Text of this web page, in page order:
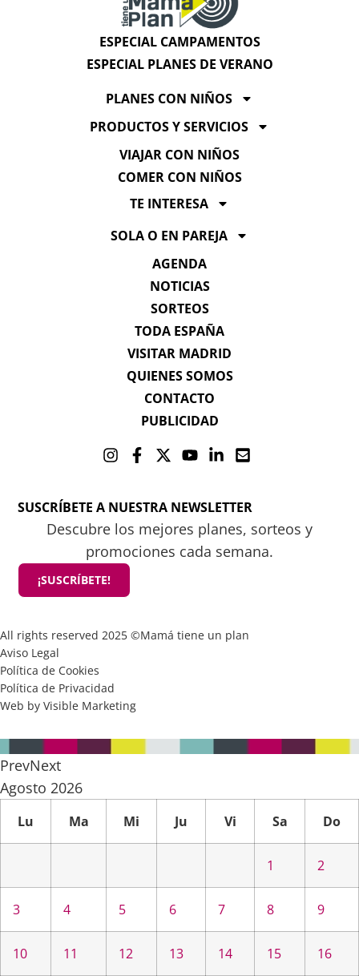
ESPECIAL CAMPAMENTOS
ESPECIAL PLANES DE VERANO
PLANES CON NIÑOS
PRODUCTOS Y SERVICIOS
VIAJAR CON NIÑOS
COMER CON NIÑOS
TE INTERESA
SOLA O EN PAREJA
AGENDA
NOTICIAS
SORTEOS
TODA ESPAÑA
VISITAR MADRID
QUIENES SOMOS
CONTACTO
PUBLICIDAD
SUSCRÍBETE A NUESTRA NEWSLETTER
Descubre los mejores planes, sorteos y
promociones cada semana.
¡SUSCRÍBETE!
All rights reserved 2025 ©Mamá tiene un plan
Aviso Legal
Política de Cookies
Política de Privacidad
Web by Visible Marketing
PrevNext
Agosto 2026
Lu Ma Mi Ju Vi Sa Do
1 2
3 4 5 6 7 8 9
10 11 12 13 14 15 16